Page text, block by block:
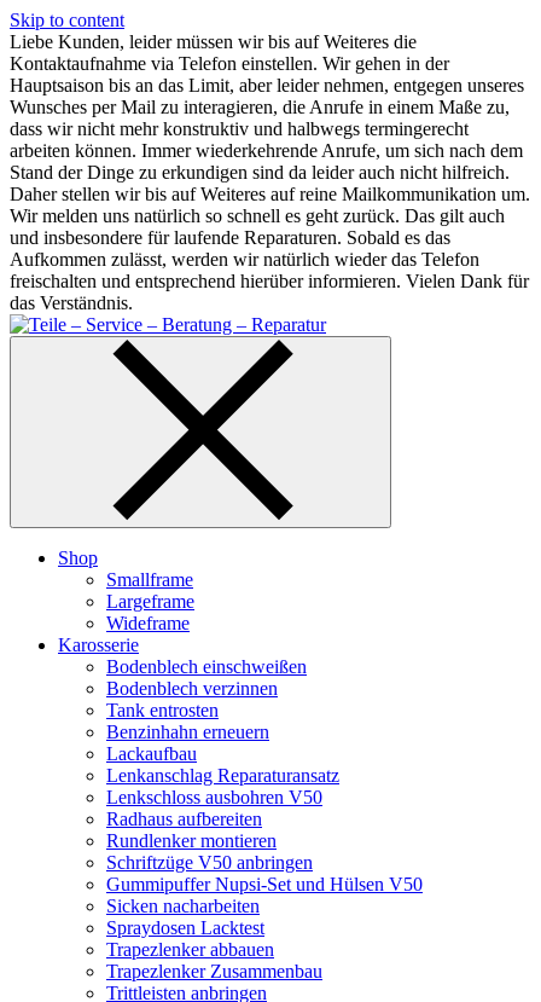
Skip to content
Liebe Kunden, leider müssen wir bis auf Weiteres die
Kontaktaufnahme via Telefon einstellen. Wir gehen in der
Hauptsaison bis an das Limit, aber leider nehmen, entgegen unseres
Wunsches per Mail zu interagieren, die Anrufe in einem Maße zu,
dass wir nicht mehr konstruktiv und halbwegs termingerecht
arbeiten können. Immer wiederkehrende Anrufe, um sich nach dem
Stand der Dinge zu erkundigen sind da leider auch nicht hilfreich.
Daher stellen wir bis auf Weiteres auf reine Mailkommunikation um.
Wir melden uns natürlich so schnell es geht zurück. Das gilt auch
und insbesondere für laufende Reparaturen. Sobald es das
Aufkommen zulässt, werden wir natürlich wieder das Telefon
freischalten und entsprechend hierüber informieren. Vielen Dank für
das Verständnis.
Shop
Smallframe
Largeframe
Wideframe
Karosserie
Bodenblech einschweißen
Bodenblech verzinnen
Tank entrosten
Benzinhahn erneuern
Lackaufbau
Lenkanschlag Reparaturansatz
Lenkschloss ausbohren V50
Radhaus aufbereiten
Rundlenker montieren
Schriftzüge V50 anbringen
Gummipuffer Nupsi-Set und Hülsen V50
Sicken nacharbeiten
Spraydosen Lacktest
Trapezlenker abbauen
Trapezlenker Zusammenbau
Trittleisten anbringen